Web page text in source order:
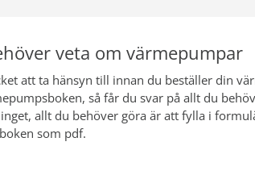
veta om värmepumpar
att ta hänsyn till innan du beställer din
så får du svar på allt du
allt du behöver göra är att fylla i
som pdf.